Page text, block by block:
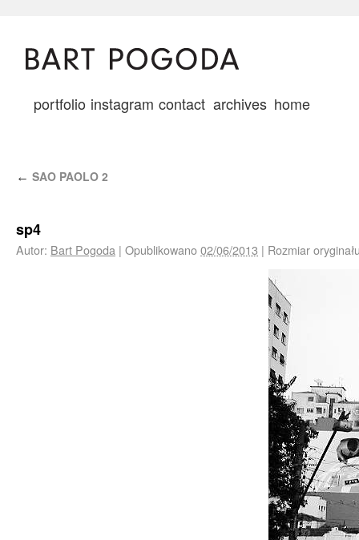
portfolio instagram contact archives home
← SAO PAOLO 2
sp4
Autor: Bart Pogoda | Opublikowano02/06/2013 | Rozmiar